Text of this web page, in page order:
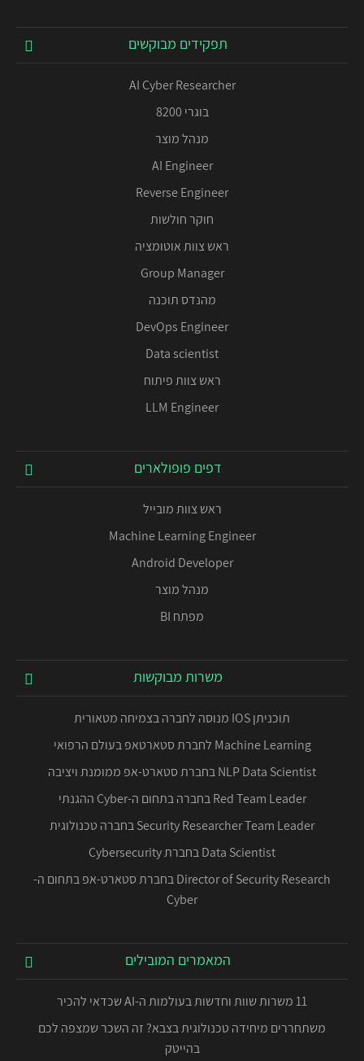
תפקידים מבוקשים
AI Cyber Researcher
בוגרי 8200
מנהל מוצר
AI Engineer
Reverse Engineer
חוקר חולשות
ראש צוות אוטומציה
Group Manager
מהנדס תוכנה
DevOps Engineer
Data scientist
ראש צוות פיתוח
LLM Engineer
דפים פופולארים
ראש צוות מובייל
Machine Learning Engineer
Android Developer
מנהל מוצר
מפתח BI
משרות מבוקשות
תוכניתן IOS מנוסה לחברה בצמיחה מטאורית
Machine Learning לחברת סטארטאפ בעולם הרפואי
NLP Data Scientist בחברת סטארט-אפ ממומנת ויציבה
Red Team Leader בחברה בתחום ה-Cyber ההגנתי
Security Researcher Team Leader בחברה טכנולוגית
Data Scientist בחברת Cybersecurity
Director of Security Research בחברת סטארט-אפ בתחום ה-
Cyber
המאמרים המובילים
11 משרות שוות וחדשות בעולמות ה-AI שכדאי להכיר
משתחררים מיחידה טכנולוגית בצבא? זה השכר שמצפה לכם
בהייטק